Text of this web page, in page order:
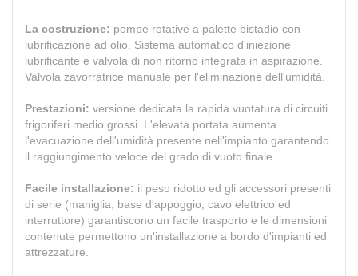
La costruzione: pompe rotative a palette bistadio con
lubrificazione ad olio. Sistema automatico d'iniezione
lubrificante e valvola di non ritorno integrata in aspirazione.
Valvola zavorratrice manuale per l'eliminazione dell'umidità.
Prestazioni: versione dedicata la rapida vuotatura di circuiti
frigoriferi medio grossi. L'elevata portata aumenta
l'evacuazione dell'umidità presente nell'impianto garantendo
il raggiungimento veloce del grado di vuoto finale.
Facile installazione: il peso ridotto ed gli accessori presenti
di serie (maniglia, base d'appoggio, cavo elettrico ed
interruttore) garantiscono un facile trasporto e le dimensioni
contenute permettono un'installazione a bordo d'impianti ed
attrezzature.